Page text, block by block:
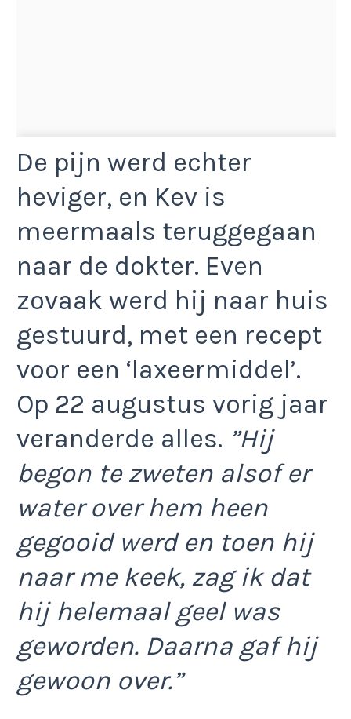
De pijn werd echter
heviger, en Kev is
meermaals teruggegaan
naar de dokter. Even
zovaak werd hij naar huis
gestuurd, met een recept
voor een ‘laxeermiddel’.
Op 22 augustus vorig jaar
veranderde alles. ”Hij
begon te zweten alsof er
water over hem heen
gegooid werd en toen hij
naar me keek, zag ik dat
hij helemaal geel was
geworden. Daarna gaf hij
gewoon over.”